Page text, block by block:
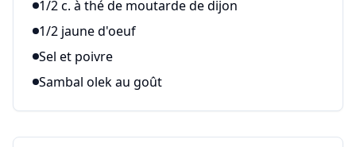
1/2 c. à thé de moutarde de dijon
1/2 jaune d'oeuf
Sel et poivre
Sambal olek au goût